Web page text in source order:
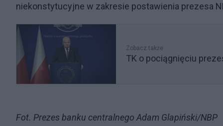
niekonstytucyjne w zakresie postawienia prezesa
Zobacz także
TK o pociągnięciu
Fot. Prezes banku centralnego Adam Glapiński/NBP